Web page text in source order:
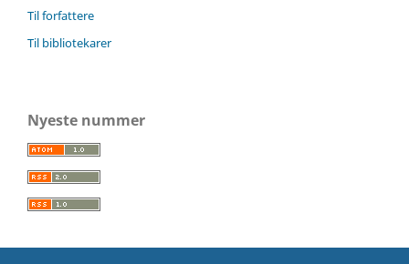
Til forfattere
Til bibliotekarer
Nyeste nummer